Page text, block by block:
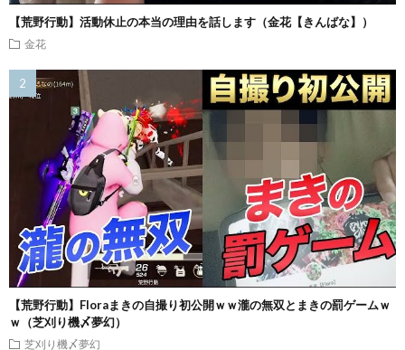
【荒野行動】活動休止の本当の理由を話します（金花【きんばな】）
金花
【荒野行動】Floraまきの自撮り初公開ｗｗ瀧の無双とまきの罰ゲームｗ
ｗ（芝刈り機〆夢幻）
芝刈り機〆夢幻